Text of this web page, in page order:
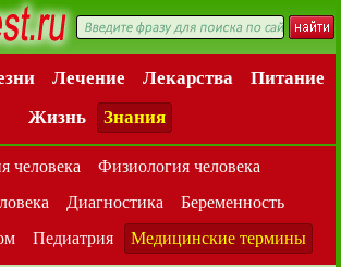
Лечение Лекарства
Питание
Жизнь
Знания
человека
Физиология человека
Диагностика
Беременность
Педиатрия Медицинские термины